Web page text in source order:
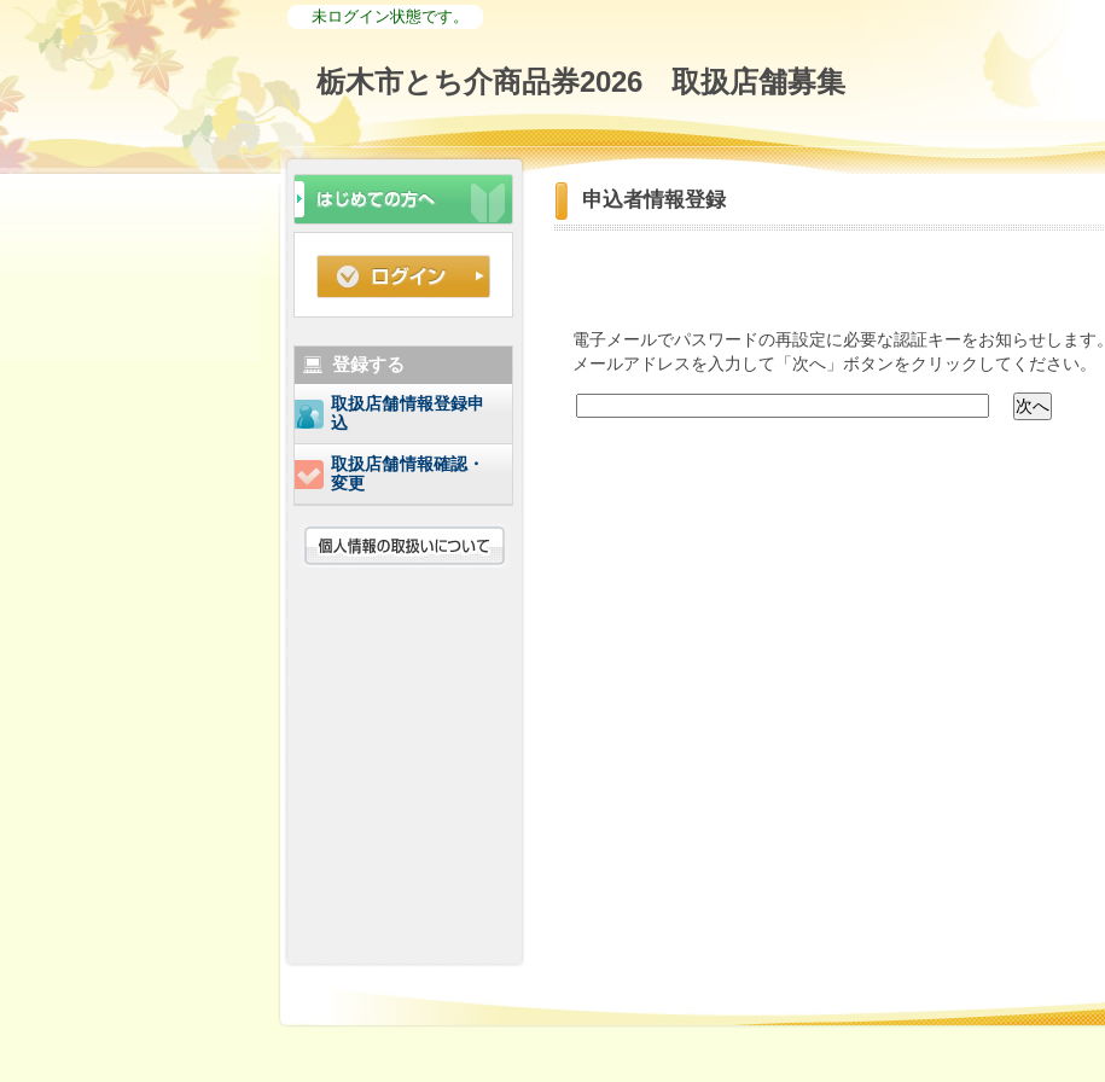
未ログイン状態です。
栃木市とち介商品券2026 取扱店舗募集
登録する
取扱店舗情報登録申
込
取扱店舗情報確認・
変更
申込者情報登録
電子メールでパスワードの再設定に必要な認証キーをお知らせします。
メールアドレスを入力して「次へ」ボタンをクリックしてください。